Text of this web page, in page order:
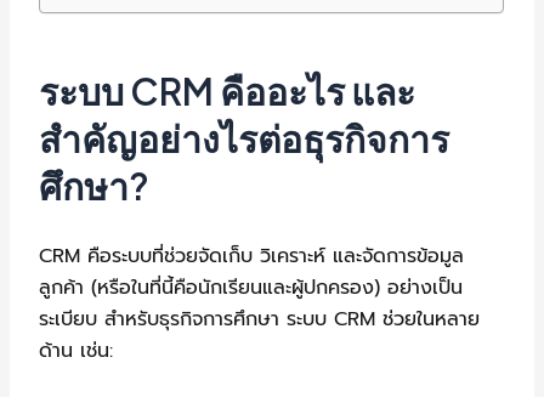
ระบบ CRM คืออะไร และ
สำคัญอย่างไรต่อธุรกิจการ
ศึกษา?
CRM คือระบบที่ช่วยจัดเก็บ วิเคราะห์ และจัดการข้อมูล
ลูกค้า (หรือในที่นี้คือนักเรียนและผู้ปกครอง) อย่างเป็น
ระเบียบ สำหรับธุรกิจการศึกษา ระบบ CRM ช่วยในหลาย
ด้าน เช่น: